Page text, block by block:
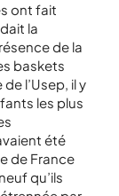
ont fait
la
de la
baskets
l’Usep, il y
les plus
été
de France
qu’ils